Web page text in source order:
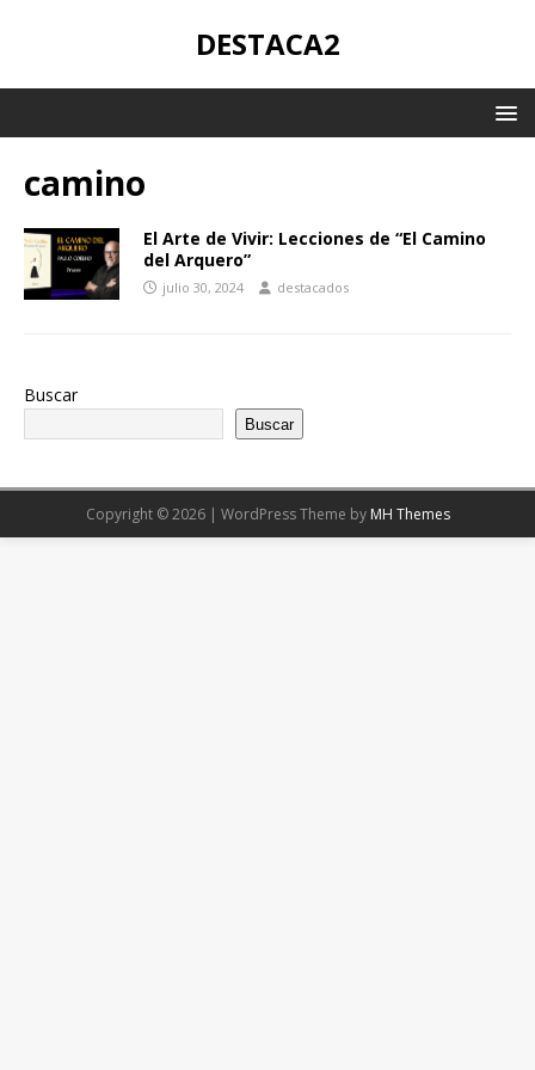
DESTACA2
camino
El Arte de Vivir: Lecciones de “El Camino
del Arquero”
julio 30, 2024 destacados
Buscar
Buscar
Copyright © 2026 | WordPress Theme by MH Themes